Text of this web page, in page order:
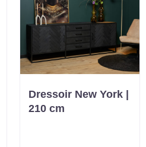
Dressoir New York |
210 cm